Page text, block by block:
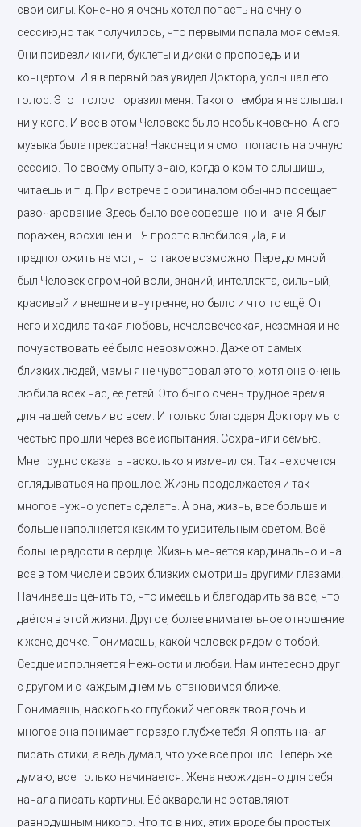
свои силы. Конечно я очень хотел попасть на очную
сессию,но так получилось, что первыми попала моя семья.
Они привезли книги, буклеты и диски с проповедь и и
концертом. И я в первый раз увидел Доктора, услышал его
голос. Этот голос поразил меня. Такого тембра я не слышал
ни у кого. И все в этом Человеке было необыкновенно. А его
музыка была прекрасна! Наконец и я смог попасть на очную
сессию. По своему опыту знаю, когда о ком то слышишь,
читаешь и т. д. При встрече с оригиналом обычно посещает
разочарование. Здесь было все совершенно иначе. Я был
поражён, восхищён и… Я просто влюбился. Да, я и
предположить не мог, что такое возможно. Пере до мной
был Человек огромной воли, знаний, интеллекта, сильный,
красивый и внешне и внутренне, но было и что то ещё. От
него и ходила такая любовь, нечеловеческая, неземная и не
почувствовать её было невозможно. Даже от самых
близких людей, мамы я не чувствовал этого, хотя она очень
любила всех нас, её детей. Это было очень трудное время
для нашей семьи во всем. И только благодаря Доктору мы с
честью прошли через все испытания. Сохранили семью.
Мне трудно сказать насколько я изменился. Так не хочется
оглядываться на прошлое. Жизнь продолжается и так
многое нужно успеть сделать. А она, жизнь, все больше и
больше наполняется каким то удивительным светом. Всё
больше радости в сердце. Жизнь меняется кардинально и на
все в том числе и своих близких смотришь другими глазами.
Начинаешь ценить то, что имеешь и благодарить за все, что
даётся в этой жизни. Другое, более внимательное отношение
к жене, дочке. Понимаешь, какой человек рядом с тобой.
Сердце исполняется Нежности и любви. Нам интересно друг
с другом и с каждым днем мы становимся ближе.
Понимаешь, насколько глубокий человек твоя дочь и
многое она понимает гораздо глубже тебя. Я опять начал
писать стихи, а ведь думал, что уже все прошло. Теперь же
думаю, все только начинается. Жена неожиданно для себя
начала писать картины. Её акварели не оставляют
равнодушным никого. Что то в них, этих вроде бы простых